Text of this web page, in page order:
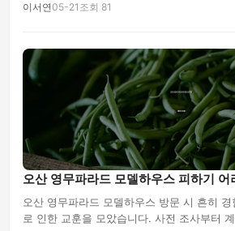
이서연05-21 조회 81
오산 영무파라드 모델하우스 피하기 어
오산 영무파라드 모델하우스 방문 시 흔히
로 인한 교훈을 모았습니다. 사전 조사부터